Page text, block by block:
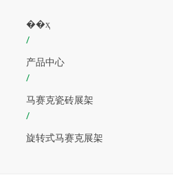
��ҳ
/
产品中心
/
马赛克瓷砖展架
/
旋转式马赛克展架